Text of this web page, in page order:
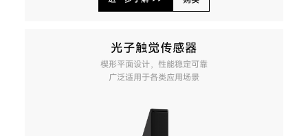
光子触觉传感器
楔形平面设计，性能稳定可靠
广泛适用于各类应用场景